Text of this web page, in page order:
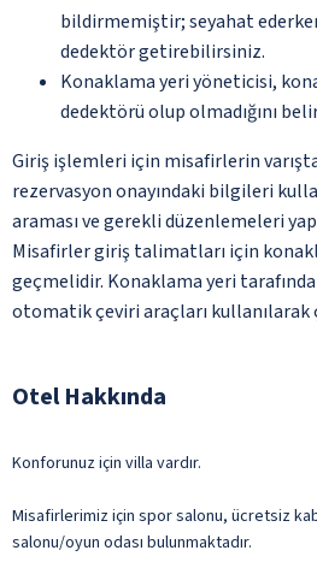
bildirmemiştir; seyahat
dedektör getirebilirsiniz.
Konaklama yeri yöneticisi,
dedektörü olup olmadığını
Giriş işlemleri için misafirlerin
rezervasyon onayındaki bilgileri
araması ve gerekli düzenlemeleri
Misafirler giriş talimatları için
geçmelidir. Konaklama yeri
otomatik çeviri araçları
Otel Hakkında
Konforunuz için villa vardır.
Misafirlerimiz için spor salonu, ücretsiz
salonu/oyun odası bulunmaktadır.